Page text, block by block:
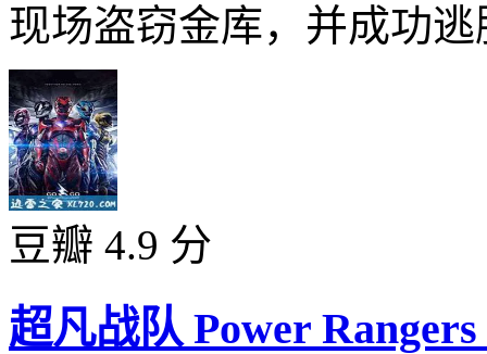
现场盗窃金库，并成功
豆瓣 4.9 分
超凡战队 Power Rangers